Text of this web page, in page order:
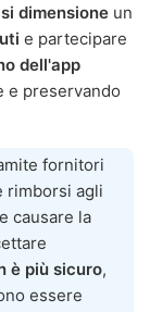
dimensione un
e partecipare
dell'app
e preservando
fornitori
rimborsi agli
causare la
è più sicuro,
essere